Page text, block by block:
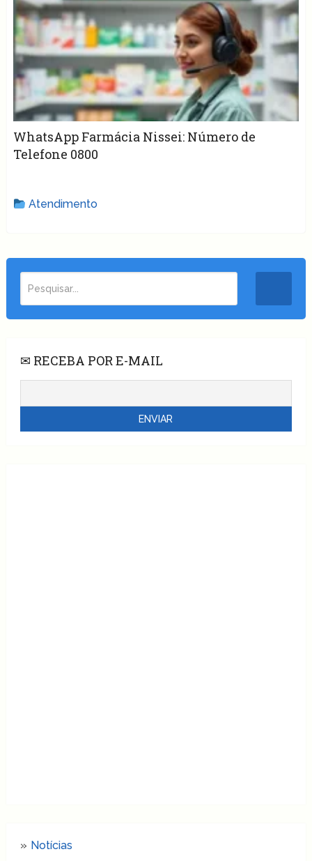
WhatsApp Farmácia Nissei: Número de
Telefone 0800
Atendimento
✉ RECEBA POR E-MAIL
Notícias